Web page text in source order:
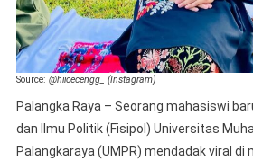
Source: @hiicecengg_ (Instagram)
Palangka Raya – Seorang mahasiswi
dan Ilmu Politik (Fisipol) Universitas
Palangkaraya (UMPR) mendadak viral di